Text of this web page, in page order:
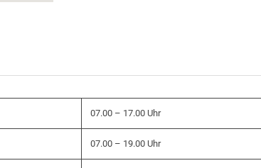
07.00 – 17.00 Uhr
07.00 – 19.00 Uhr